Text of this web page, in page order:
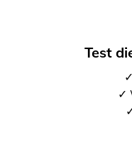
Test
✓